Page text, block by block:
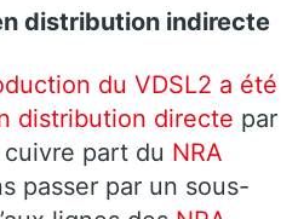
distribution indirecte
du VDSL2 a été
distribution directe par
part du NRA
passer par un sous-